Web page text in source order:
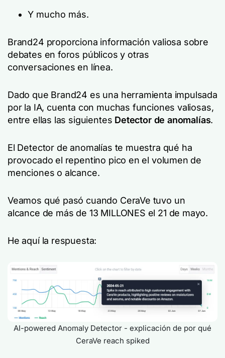
Y mucho más.
Brand24 proporciona información valiosa sobre
debates en foros públicos y otras
conversaciones en línea.
Dado que Brand24 es una herramienta impulsada
por la IA, cuenta con muchas funciones valiosas,
entre ellas las siguientes Detector de anomalías.
El Detector de anomalías te muestra qué ha
provocado el repentino pico en el volumen de
menciones o alcance.
Veamos qué pasó cuando CeraVe tuvo un
alcance de más de 13 MILLONES el 21 de mayo.
He aquí la respuesta:
AI-powered Anomaly Detector - explicación de por qué
CeraVe reach spiked